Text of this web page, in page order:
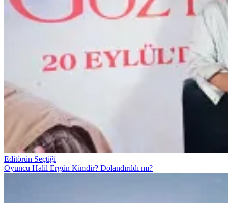
Editörün Seçtiği
Oyuncu Halil Ergün Kimdir? Dolandırıldı mı?